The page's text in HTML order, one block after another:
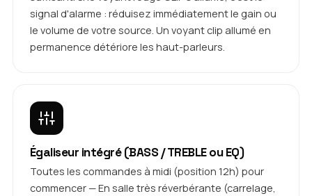
signal d'alarme : réduisez immédiatement le gain ou
le volume de votre source. Un voyant clip allumé en
permanence détériore les haut-parleurs.
Égaliseur intégré (BASS / TREBLE ou EQ)
Toutes les commandes à midi (position 12h) pour
commencer — En salle très réverbérante (carrelage,